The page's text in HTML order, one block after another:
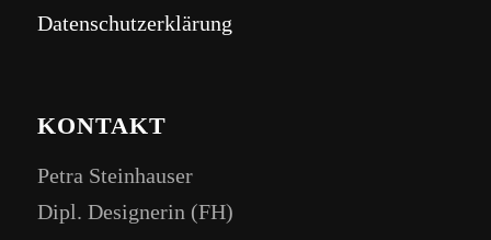
Datenschutzerklärung
KONTAKT
Petra Steinhauser
Dipl. Designerin (FH)